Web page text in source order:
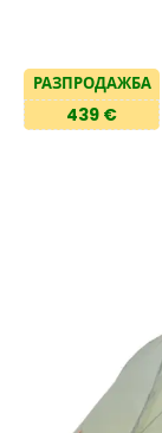
РАЗПРОДАЖБА
439 €